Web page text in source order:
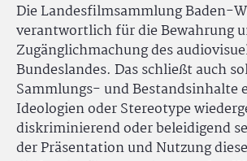
Die Landesfilmsammlung Baden-
verantwortlich für die Bewahrung
Zugänglichmachung des
Bundeslandes. Das schließt auch
Sammlungs- und Bestandsinhalte
Ideologien oder Stereotype
diskriminierend oder beleidigend
der Präsentation und Nutzung